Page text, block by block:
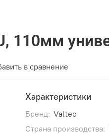
110мм
в сравнение
Характеристики
Бренд: Valtec
Страна производства: